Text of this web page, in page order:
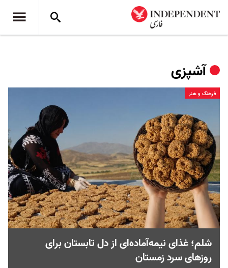
آشپزی
فرهنگ و هنر
شلم؛ غذای نیمه‌آماده‌ای از دل تابستان برای
روزهای سرد زمستان